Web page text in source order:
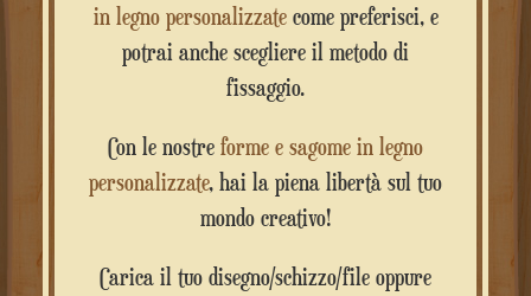
in legno personalizzatecome preferisci, e
potrai anche scegliere il metodo di
fissaggio.
Con le nostre forme e sagome in legno
personalizzate, hai la piena libertà sul tuo
mondo creativo!
Carica il tuo disegno/schizzo/file oppure